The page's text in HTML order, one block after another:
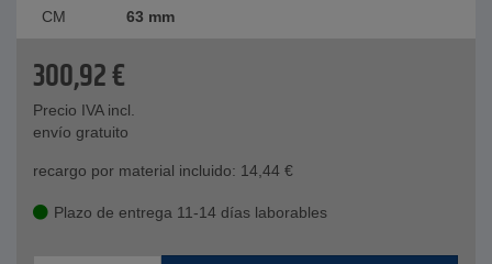
CM 63 mm
300,92€
Precio IVA incl.
envío gratuito
recargo por material incluido: 14,44 €
Plazo de entrega 11-14 días laborables